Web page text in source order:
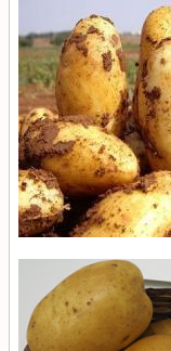
(Estrella)